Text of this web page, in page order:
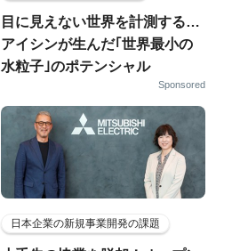
目に見えない世界を計測する…
アイシンが生んだ｢世界最小の
水粒子｣のポテンシャル
Sponsored
日本企業の新規事業開発の課題